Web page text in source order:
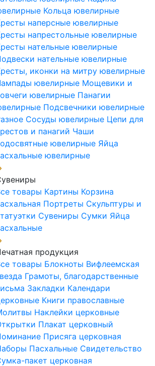
Кольца ювелирные
наперсные ювелирные
напрестольные ювелирные
нательные ювелирные
нательные ювелирные
иконки на митру ювелирные
ювелирные Мощевики и
ювелирные Панагии
Подсвечники ювелирные
Сосуды ювелирные Цепи для
и панагий Чаши
ювелирные Яйца
ювелирные
товары Картины Корзина
Портреты Скульптуры и
Сувениры Сумки Яйца
продукция
товары Блокноты Вифлеемская
Грамоты, благодарственные
Закладки Календари
Книги православные
Наклейки церковные
Плакат церковный
Присяга церковная
Пасхальные Свидетельство
пакет церковная